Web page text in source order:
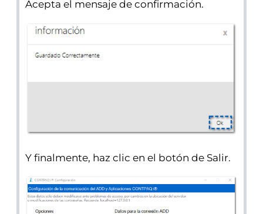
Acepta el mensaje de confirmación.
Y finalmente, haz clic en el botón de Salir.